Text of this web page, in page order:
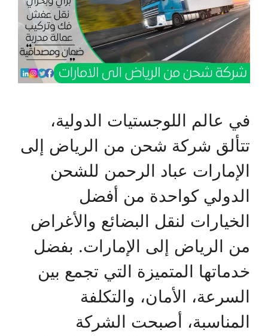
في عالم اللوجستيات الدولية،
تتألق شركة شحن من الرياض إلى
الإمارات عباد الرحمن للشحن
الدولي كواحدة من أفضل
الخيارات لنقل البضائع والأغراض
من الرياض إلى الإمارات. بفضل
خدماتها المتميزة التي تجمع بين
السرعة، الأمان، والتكلفة
المناسبة، أصبحت الشركة